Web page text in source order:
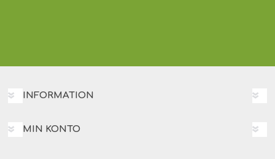
INFORMATION
MIN KONTO